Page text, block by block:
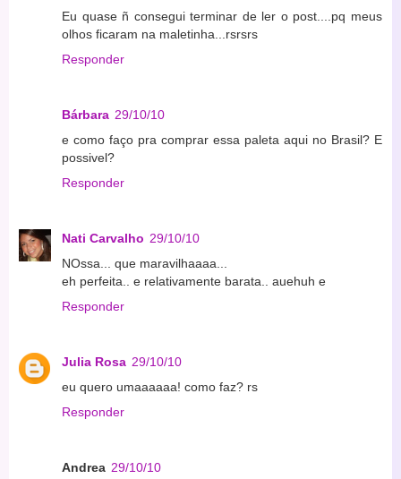
Eu quase ñ consegui terminar de ler o post....pq meus
olhos ficaram na maletinha...rsrsrs
Responder
Bárbara 29/10/10
e como faço pra comprar essa paleta aqui no Brasil? E
possivel?
Responder
Nati Carvalho 29/10/10
NOssa... que maravilhaaaa...
eh perfeita.. e relativamente barata.. auehuh e
Responder
Julia Rosa 29/10/10
eu quero umaaaaaa! como faz? rs
Responder
Andrea 29/10/10